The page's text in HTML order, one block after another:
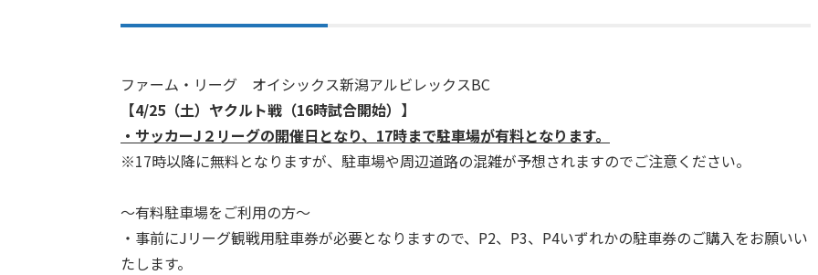
ファーム・リーグ オイシックス新潟アルビレックスBC
【4/25（土）ヤクルト戦（16時試合開始）】
・サッカーJ２リーグの開催日となり、17時まで駐車場が有料となります。
※17時以降に無料となりますが、駐車場や周辺道路の混雑が予想されますのでご注意ください。
～有料駐車場をご利用の方～
・事前にJリーグ観戦用駐車券が必要となりますので、P2、P3、P4いずれかの駐車券のご購入をお願いい
たします。